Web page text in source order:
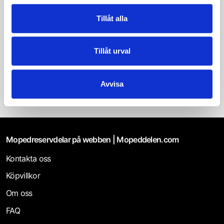
Tillåt alla
Tillåt urval
Avvisa
Filter & sortering
0 produkter
Mopedreservdelar på webben | Mopeddelen.com
Kontakta oss
Köpvillkor
Om oss
FAQ